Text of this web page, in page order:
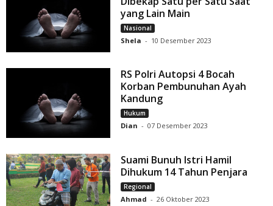
yang Lain Main
Nasional
Shela - 10 Desember 2023
RS Polri Autopsi 4 Bocah
Korban Pembunuhan Ayah
Kandung
Hukum
Dian - 07 Desember 2023
Suami Bunuh Istri Hamil
Dihukum 14 Tahun Penjara
Regional
Ahmad - 26 Oktober 2023